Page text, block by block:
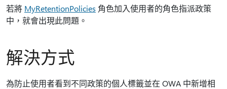
若將 MyRetentionPolicies 角色加入使用者的角色指派政策
中，就會出現此問題。
解決方式
為防止使用者看到不同政策的個人標籤並在 OWA 中新增相